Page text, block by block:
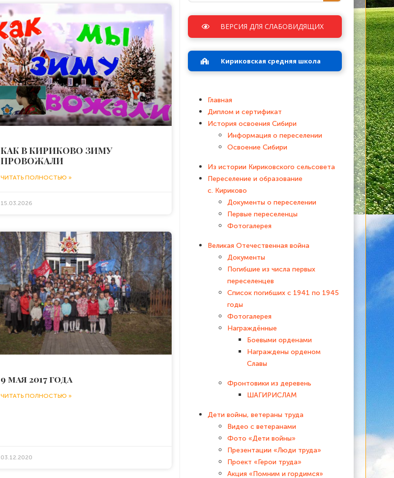
КАК В КИРИКОВО ЗИМУ
ПРОВОЖАЛИ
ЧИТАТЬ ПОЛНОСТЬЮ »
15.03.2026
9 мая 2017 года
ЧИТАТЬ ПОЛНОСТЬЮ »
03.12.2020
ВЕРСИЯ ДЛЯ СЛАБОВИДЯЩИХ
Кириковская средняя школа
Главная
Диплом и сертификат
История освоения Сибири
Информация о переселении
Освоение Сибири
Из истории Кириковского сельсовета
Переселение и образование
с. Кириково
Документы о переселении
Первые переселенцы
Фотогалерея
Великая Отечественная война
Документы
Погибшие из числа первых
переселенцев
Список погибших с 1941 по 1945
годы
Фотогалерея
Награждённые
Боевыми орденами
Награждены орденом
Славы
Фронтовики из деревень
ШАГИРИСЛАМ
Дети войны, ветераны труда
Видео с ветеранами
Фото «Дети войны»
Презентации «Люди труда»
Проект «Герои труда»
Акция «Помним и гордимся»